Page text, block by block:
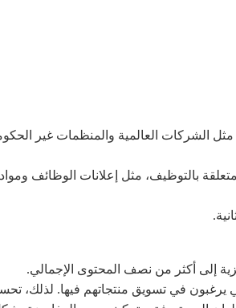
الشركات العالمية والمنظمات غير
بالتوظيف، مثل إعلانات الوظائف
يرغبون في تسويق منتجاتهم فيها. لذلك،